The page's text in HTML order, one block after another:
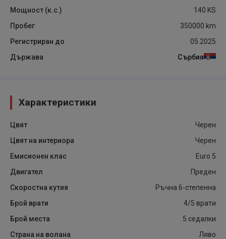
Мощност (к.с.)
140 KS
Пробег
350000 km
Регистриран до
05.2025
Държава
Сърбия
Характеристики
Цвят
Черен
Цвят на интериора
Черен
Емисионен клас
Euro 5
Двигател
Преден
Скоростна кутия
Ръчна 6-степенна
Брой врати
4/5 врати
Брой места
5 седалки
Страна на волана
Ляво